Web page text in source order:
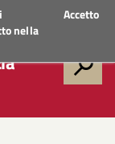
nella
Accetto